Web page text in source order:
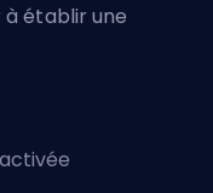
à établir une